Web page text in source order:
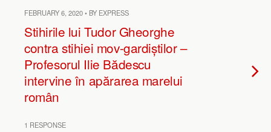
FEBRUARY 6, 2020 • BY EXPRESS
Stihirile lui Tudor Gheorghe
contra stihiei mov-gardiștilor –
Profesorul Ilie Bădescu
intervine în apărarea marelui
român
1 RESPONSE